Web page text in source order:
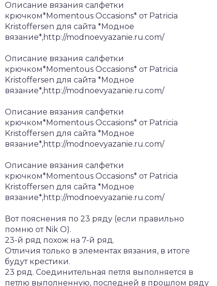
Описание вязания салфетки
крючком*Momentous Occasions* от Patricia
Kristoffersen для сайта *Модное
вязание*,http://modnoevyazanie.ru.com/
Описание вязания салфетки
крючком*Momentous Occasions* от Patricia
Kristoffersen для сайта *Модное
вязание*,http://modnoevyazanie.ru.com/
Описание вязания салфетки
крючком*Momentous Occasions* от Patricia
Kristoffersen для сайта *Модное
вязание*,http://modnoevyazanie.ru.com/
Описание вязания салфетки
крючком*Momentous Occasions* от Patricia
Kristoffersen для сайта *Модное
вязание*,http://modnoevyazanie.ru.com/
Вот пояснения по 23 ряду (если правильно
помню от Nik O).
23-й ряд похож на 7-й ряд.
Отличия только в элементах вязания, в итоге
будут крестики.
23 ряд. Соединительная петля выполняется в
петлю выполненную, последней в прошлом ряду